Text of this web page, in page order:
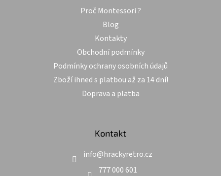
Proč Montessori ?
Blog
Kontakty
Obchodní podmínky
Podmínky ochrany osobních údajů
Zboží ihned s platbou až za 14 dní!
Doprava a platba
Kontakt
info@hrackyretro.cz
777 000 601